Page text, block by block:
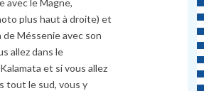
avec le Magne,
plus haut à droite) et
Méssenie avec son
allez dans le
et si vous allez
tout le sud, vous y